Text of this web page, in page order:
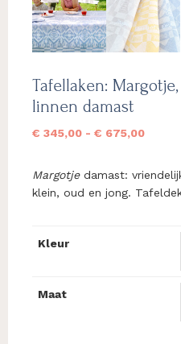
Tafellaken:
linnen damast
€ 345,00 - € 675,00
€
Margotjedamast:
klein, oud en jong.
Kleur
Maat